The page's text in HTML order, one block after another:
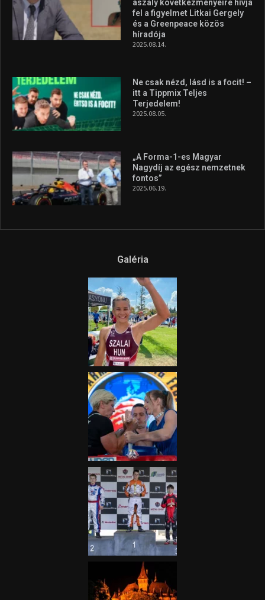
aszály következményeire hívja
fel a figyelmet Litkai Gergely
és a Greenpeace közös
híradója
2025.08.14.
Ne csak nézd, lásd is a focit! –
itt a Tippmix Teljes
Terjedelem!
2025.08.05.
„A Forma-1-es Magyar
Nagydíj az egész nemzetnek
fontos”
2025.06.19.
Galéria